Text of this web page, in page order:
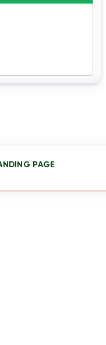
PAGE